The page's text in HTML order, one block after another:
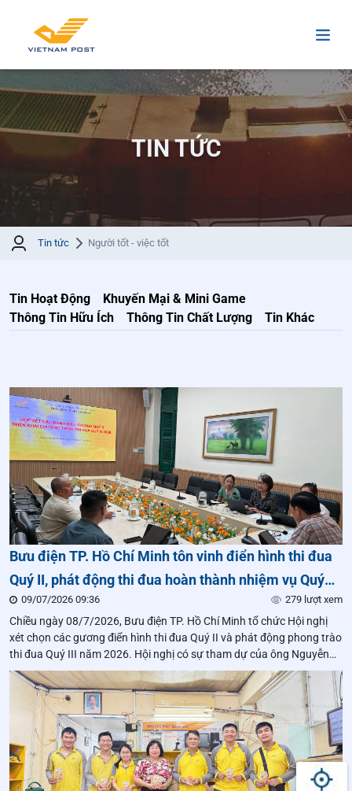
TIN TỨC
Tin tức Người tốt - việc tốt
Tin Hoạt Động
Khuyến Mại & Mini Game
Thông Tin Hữu Ích
Thông Tin Chất Lượng Tin Khác
Bưu điện TP. Hồ Chí Minh tôn vinh điển hình thi đua
Quý II, phát động thi đua hoàn thành nhiệm vụ Quý
III/2026
09/07/2026 09:36 279 lượt xem
Chiều ngày 08/7/2026, Bưu điện TP. Hồ Chí Minh tổ chức Hội nghị
xét chọn các gương điển hình thi đua Quý II và phát động phong trào
thi đua Quý III năm 2026. Hội nghị có sự tham dự của ông Nguyễn
Như Thuận – Giám đốc Bưu điện TP. Hồ Chí Minh,